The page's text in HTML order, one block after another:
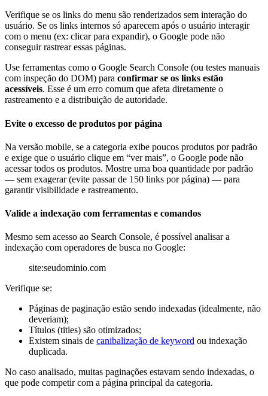
Verifique se os links do menu são renderizados sem interação do
usuário. Se os links internos só aparecem após o usuário interagir
com o menu (ex: clicar para expandir), o Google pode não
conseguir rastrear essas páginas.
Use ferramentas como o Google Search Console (ou testes manuais
com inspeção do DOM) para confirmar se os links estão
acessíveis. Esse é um erro comum que afeta diretamente o
rastreamento e a distribuição de autoridade.
Evite o excesso de produtos por página
Na versão mobile, se a categoria exibe poucos produtos por padrão
e exige que o usuário clique em “ver mais”, o Google pode não
acessar todos os produtos. Mostre uma boa quantidade por padrão
— sem exagerar (evite passar de 150 links por página) — para
garantir visibilidade e rastreamento.
Valide a indexação com ferramentas e comandos
Mesmo sem acesso ao Search Console, é possível analisar a
indexação com operadores de busca no Google:
site:seudominio.com
Verifique se:
Páginas de paginação estão sendo indexadas (idealmente, não
deveriam);
Títulos (titles) são otimizados;
Existem sinais de canibalização de keyword ou indexação
duplicada.
No caso analisado, muitas paginações estavam sendo indexadas, o
que pode competir com a página principal da categoria.